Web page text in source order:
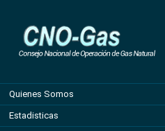
Quienes Somos
Estadisticas